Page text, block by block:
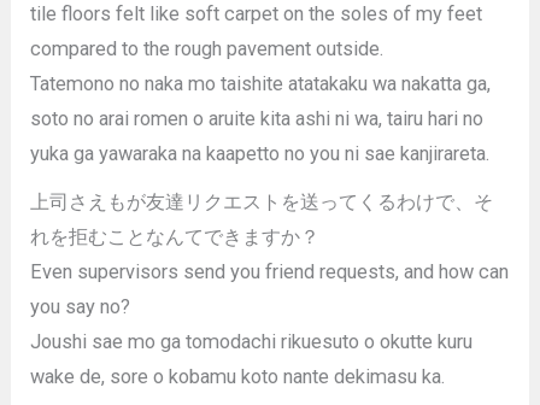
tile floors felt like soft carpet on the soles of my feet
compared to the rough pavement outside.
Tatemono no naka mo taishite atatakaku wa nakatta ga,
soto no arai romen o aruite kita ashi ni wa, tairu hari no
yuka ga yawaraka na kaapetto no you ni sae kanjirareta.
上司さえもが友達リクエストを送ってくるわけで、そ
れを拒むことなんてできますか？
Even supervisors send you friend requests, and how can
you say no?
Joushi sae mo ga tomodachi rikuesuto o okutte kuru
wake de, sore o kobamu koto nante dekimasu ka.